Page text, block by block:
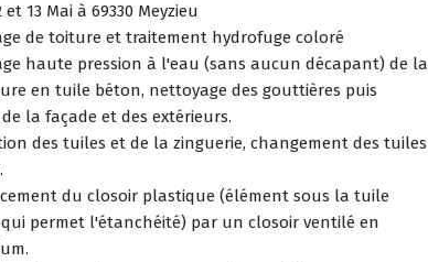
et 13 Mai à 69330 Meyzieu
de toiture et traitement hydrofuge coloré
haute pression à l'eau (sans aucun décapant) de la
en tuile béton, nettoyage des gouttières puis
la façade et des extérieurs.
des tuiles et de la zinguerie, changement des tuiles
du closoir plastique (élément sous la tuile
permet l'étanchéité) par un closoir ventilé en